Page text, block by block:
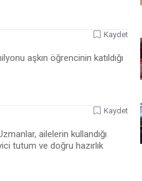
Kaydet
aşkın öğrencinin katıldığı
Kaydet
ailelerin kullandığı
tutum ve doğru hazırlık